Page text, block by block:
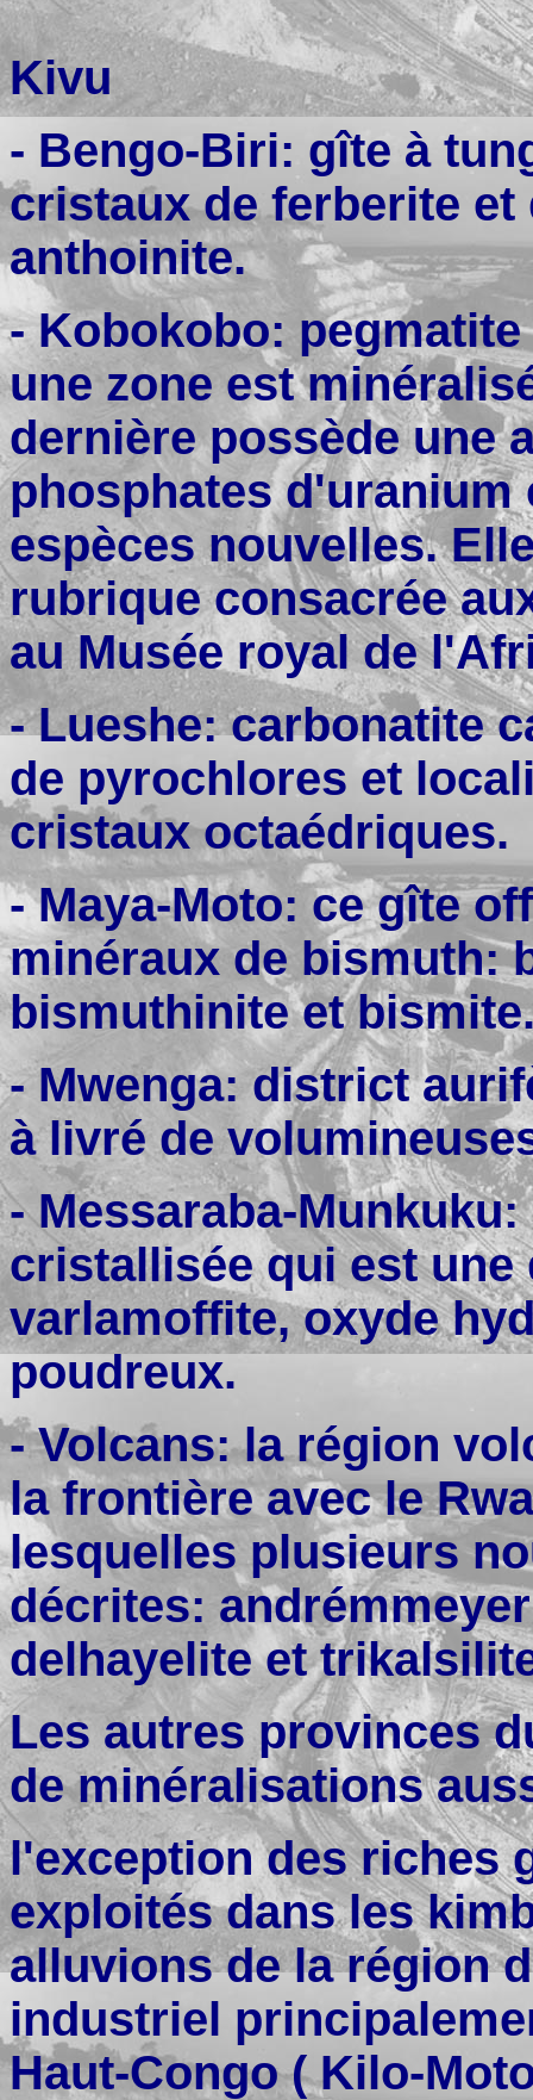
Kivu
- Bengo-Biri: gîte à
cristaux de ferberite
anthoinite.
- Kobokobo:
une zone est
dernière possède une
phosphates
espèces nouvelles.
rubrique consacrée
au Musée royal de
- Lueshe: carbonatite
de pyrochlores et
cristaux octaédriques.
- Maya-Moto: ce gîte
minéraux de bismuth:
bismuthinite et
- Mwenga: district
à livré de
- Messaraba-
cristallisée qui est une
varlamoffite, oxyde
poudreux.
- Volcans: la région
la frontière avec le
lesquelles plusieurs
décrites:
delhayelite et
Les autres provinces
de minéralisations
l'exception des riches
exploités dans les
alluvions de la région
industriel
Haut-Congo ( Kilo-